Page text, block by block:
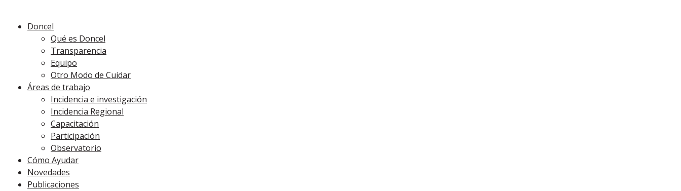
Doncel
Qué es Doncel
Transparencia
Equipo
Otro Modo de Cuidar
Áreas de trabajo
Incidencia e investigación
Incidencia Regional
Capacitación
Participación
Observatorio
Cómo Ayudar
Novedades
Publicaciones